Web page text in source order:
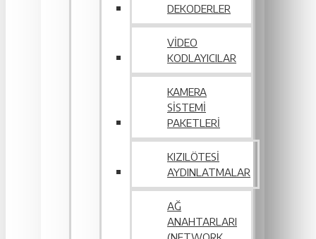
DEKODERLER
VIDEO
KODLAYICILAR
KAMERA
SISTEMI
PAKETLERI
KIZILÖTESI
AYDINLATMALAR
AĞ
ANAHTARLARI